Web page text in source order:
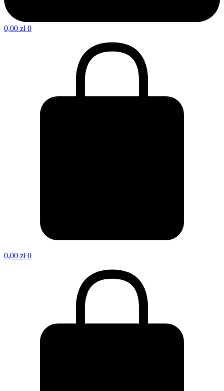
0,00 zł 0
0,00 zł 0